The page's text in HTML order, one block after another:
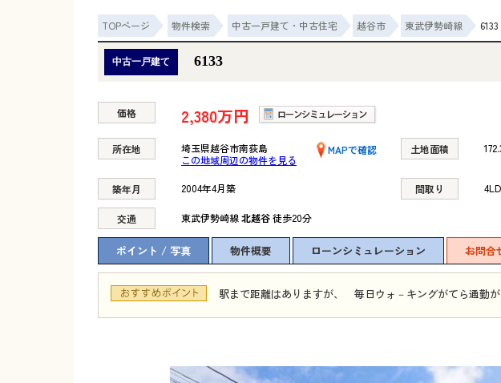
TOPページ 物件検索 中古一戸建て・中古住宅 越谷市 東武伊勢崎線 6133
中古一戸建て 6133
価格 2,380万円
所在地 埼玉県越谷市南荻島 MAPで確認
この地域周辺の物件を見る
土地面積
築年月 2004年4月築 間取り
交通 東武伊勢崎線北越谷徒歩20分
ポイント / 写真 物件概要 ローンシミュレーション お問合
駅まで距離はありますが、 毎日ウォ－キングがてら通勤が